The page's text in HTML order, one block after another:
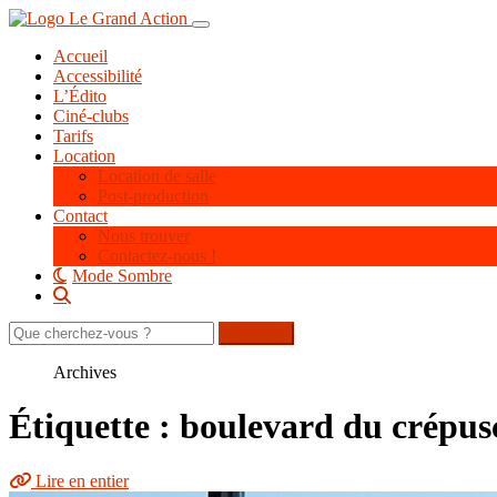
Aller
contenu
principal
Toggle navigation
Accueil
Accessibilité
L’Édito
Ciné-clubs
Tarifs
Location
Location de salle
Post-production
Contact
Nous trouver
Contactez-nous !
Mode Sombre
Rechercher
sur
Archives
Étiquette : boulevard du
Lire en entier